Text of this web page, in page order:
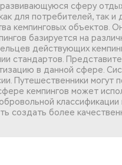
развивающуюся сферу
для потребителей, так
кемпинговых
базируется на
действующих
стандартов.
в данной сфере.
Путешественники
кемпингов может
создать более